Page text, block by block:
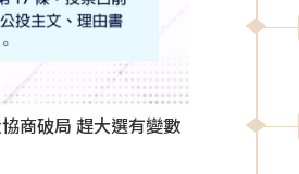
商破局 趕大選有變數